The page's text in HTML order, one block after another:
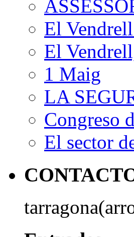
El
El
1 Maig
LA
Congreso
El sector